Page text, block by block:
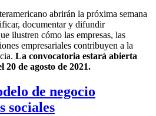
abrirán la próxima semana
documentar y difundir
ilustren cómo las empresas, las
empresariales contribuyen a la
La convocatoria estará abierta
20 de agosto de 2021.
de negocio
sociales